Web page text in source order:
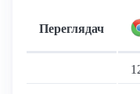
Переглядач